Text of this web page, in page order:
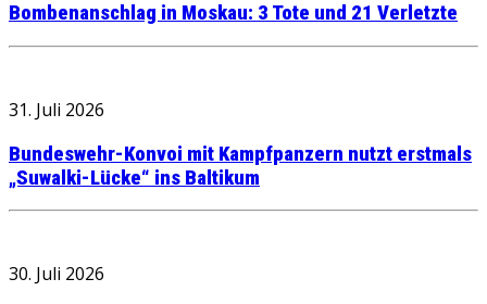
Bombenanschlag in Moskau: 3 Tote und 21 Verletzte
31. Juli 2026
Bundeswehr-Konvoi mit Kampfpanzern nutzt erstmals
„Suwalki-Lücke“ ins Baltikum
30. Juli 2026